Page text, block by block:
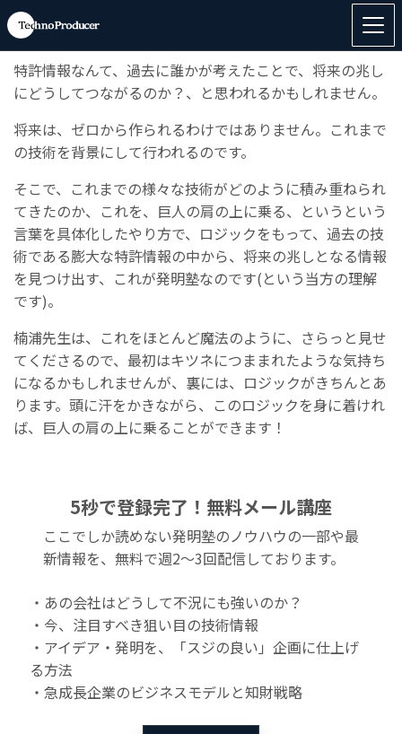
特許情報から将来の技術の兆しを掴む、その技を発明塾で
ご教授いただきました。
特許情報なんて、過去に誰かが考えたことで、将来の兆し
にどうしてつながるのか？、と思われるかもしれません。
将来は、ゼロから作られるわけではありません。これまで
の技術を背景にして行われるのです。
そこで、これまでの様々な技術がどのように積み重ねられ
てきたのか、これを、巨人の肩の上に乗る、というという
言葉を具体化したやり方で、ロジックをもって、過去の技
術である膨大な特許情報の中から、将来の兆しとなる情報
を見つけ出す、これが発明塾なのです(という当方の理解
です)。
楠浦先生は、これをほとんど魔法のように、さらっと見せ
てくださるので、最初はキツネにつままれたような気持ち
になるかもしれませんが、裏には、ロジックがきちんとあ
ります。頭に汗をかきながら、このロジックを身に着けれ
ば、巨人の肩の上に乗ることができます！
5秒で登録完了！無料メール講座
ここでしか読めない発明塾のノウハウの一部や最
新情報を、無料で週2〜3回配信しております。
・あの会社はどうして不況にも強いのか？
・今、注目すべき狙い目の技術情報
・アイデア・発明を、「スジの良い」企画に仕上げ
る方法
・急成長企業のビジネスモデルと知財戦略